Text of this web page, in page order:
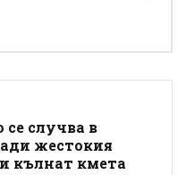
случва в
жестокия
кълнат кмета